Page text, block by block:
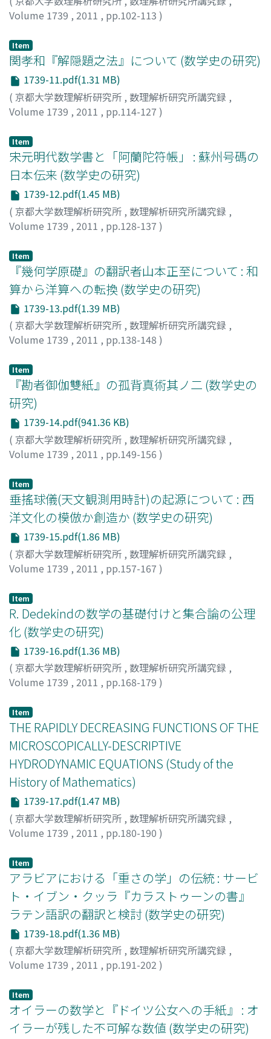
Volume 1739 , 2011 , pp.102-113 )
Item
関孝和『解隠題之法』について (数学史の研究)
1739-11.pdf(1.31 MB)
( 京都大学数理解析研究所 , 数理解析研究所講究録 ,
Volume 1739 , 2011 , pp.114-127 )
Item
宋元明代数学書と「阿蘭陀符帳」 : 蘇州号碼の
日本伝来 (数学史の研究)
1739-12.pdf(1.45 MB)
( 京都大学数理解析研究所 , 数理解析研究所講究録 ,
Volume 1739 , 2011 , pp.128-137 )
ウチ, シゲル
Item
『幾何学原礎』の翻訳者山本正至について : 和
算から洋算への転換 (数学史の研究)
1739-13.pdf(1.39 MB)
( 京都大学数理解析研究所 , 数理解析研究所講究録 ,
Volume 1739 , 2011 , pp.138-148 )
Item
『勘者御伽雙紙』の孤背真術其ノ二 (数学史の
研究)
1739-14.pdf(941.36 KB)
( 京都大学数理解析研究所 , 数理解析研究所講究録 ,
Volume 1739 , 2011 , pp.149-156 )
Item
垂搖球儀(天文観測用時計)の起源について : 西
洋文化の模倣か創造か (数学史の研究)
1739-15.pdf(1.86 MB)
( 京都大学数理解析研究所 , 数理解析研究所講究録 ,
Volume 1739 , 2011 , pp.157-167 )
Item
R. Dedekindの数学の基礎付けと集合論の公理
化 (数学史の研究)
1739-16.pdf(1.36 MB)
( 京都大学数理解析研究所 , 数理解析研究所講究録 ,
Volume 1739 , 2011 , pp.168-179 )
Item
THE RAPIDLY DECREASING FUNCTIONS OF THE
MICROSCOPICALLY-DESCRIPTIVE
HYDRODYNAMIC EQUATIONS (Study of the
History of Mathematics)
1739-17.pdf(1.47 MB)
( 京都大学数理解析研究所 , 数理解析研究所講究録 ,
Volume 1739 , 2011 , pp.180-190 )
Item
アラビアにおける「重さの学」の伝統 : サービ
ト・イブン・クッラ『カラストゥーンの書』
ラテン語訳の翻訳と検討 (数学史の研究)
1739-18.pdf(1.36 MB)
( 京都大学数理解析研究所 , 数理解析研究所講究録 ,
Volume 1739 , 2011 , pp.191-202 )
Item
オイラーの数学と『ドイツ公女への手紙』 : オ
イラーが残した不可解な数値 (数学史の研究)